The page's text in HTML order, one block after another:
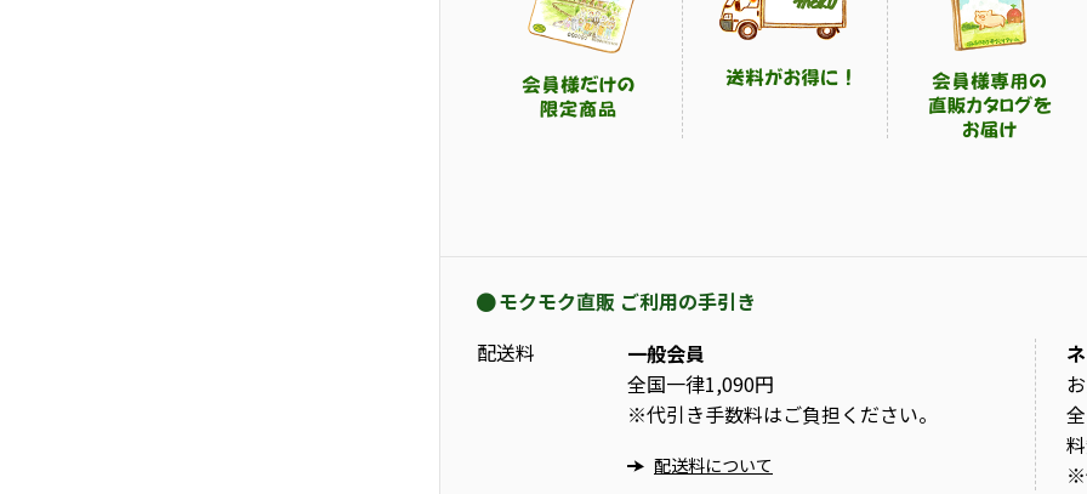
モクモク直販 ご利用の手引き
配送料
一般会員
全国一律1,090円
※代引き手数料はご負担ください。
配送料について
※